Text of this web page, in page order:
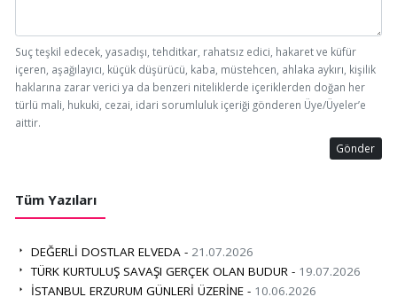
Suç teşkil edecek, yasadışı, tehditkar, rahatsız edici, hakaret ve küfür
içeren, aşağılayıcı, küçük düşürücü, kaba, müstehcen, ahlaka aykırı, kişilik
haklarına zarar verici ya da benzeri niteliklerde içeriklerden doğan her
türlü mali, hukuki, cezai, idari sorumluluk içeriği gönderen Üye/Üyeler’e
aittir.
Gönder
Tüm Yazıları
DEĞERLİ DOSTLAR ELVEDA - 21.07.2026
TÜRK KURTULUŞ SAVAŞI GERÇEK OLAN BUDUR - 19.07.2026
İSTANBUL ERZURUM GÜNLERİ ÜZERİNE - 10.06.2026